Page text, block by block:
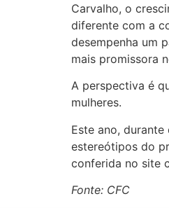
Carvalho, o
diferente com a
desempenha um
mais promissora
A perspectiva é
mulheres.
Este ano,
estereótipos do
conferida no site
Fonte: CFC